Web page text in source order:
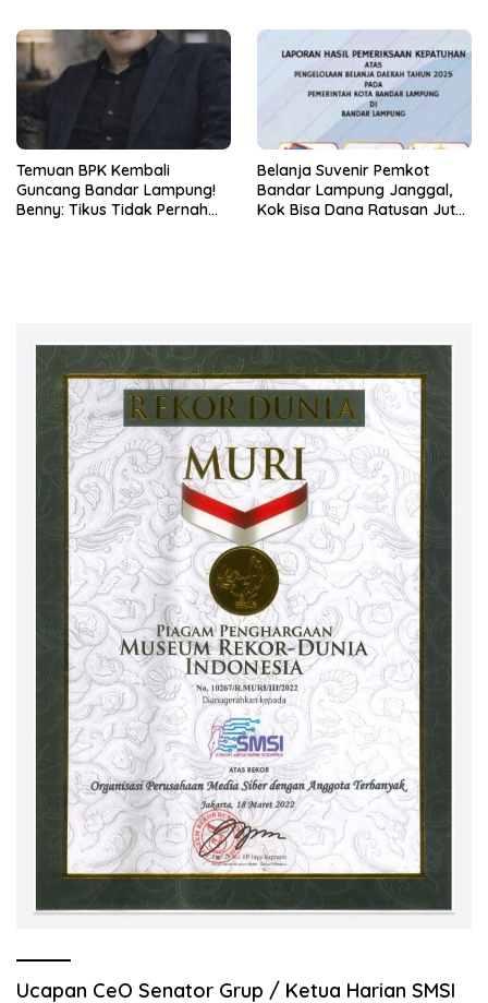
Temuan BPK Kembali
Guncang Bandar Lampung!
Benny: Tikus Tidak Pernah
Belanja Suvenir Pemkot
Bandar Lampung Janggal,
Kok Bisa Dana Ratusan Juta
Ucapan CeO Senator Grup / Ketua Harian SMSI